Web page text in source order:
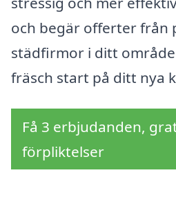
och begär offerter från
städfirmor i ditt
fräsch start på ditt nya
Få 3 erbjudanden,
förpliktelser